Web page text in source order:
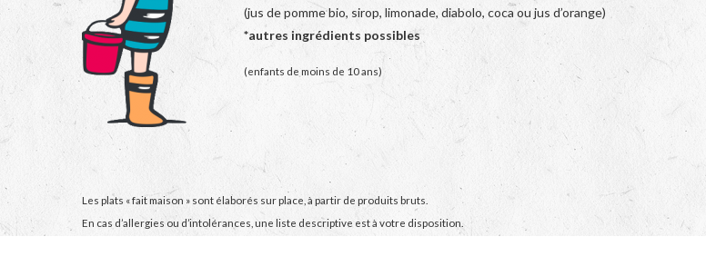
(jus de pomme bio, sirop, limonade, diabolo, coca ou jus d’orange)
*autres ingrédients possibles
(enfants de moins de 10 ans)
Les plats « fait maison » sont élaborés sur place, à partir de produits bruts.
En cas d’allergies ou d’intolérances, une liste descriptive est à votre disposition.